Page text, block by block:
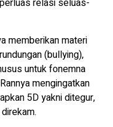
relasi seluas-
memberikan materi
(bullying),
untuk fonemna
mengingatkan
5D yakni ditegur,